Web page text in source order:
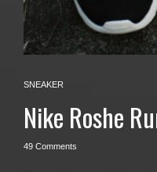
SNEAKER
Nike Roshe
49 Comments